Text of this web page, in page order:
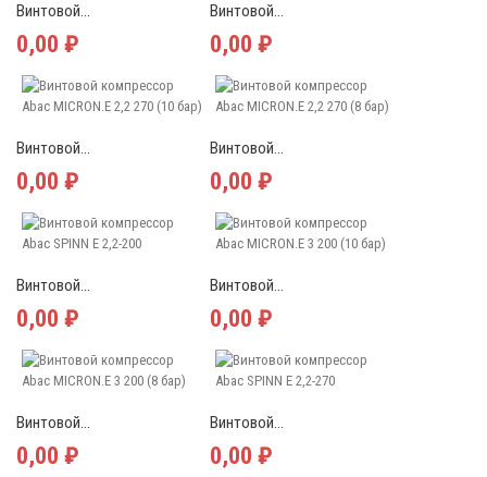
Винтовой...
0,00 ₽
Винтовой...
0,00 ₽
Винтовой...
0,00 ₽
Винтовой...
0,00 ₽
Винтовой...
0,00 ₽
Винтовой...
0,00 ₽
Винтовой...
0,00 ₽
Винтовой...
0,00 ₽